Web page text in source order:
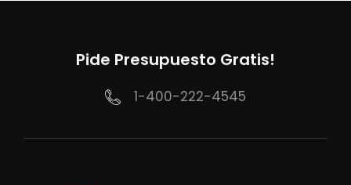
Pide Presupuesto Gratis!
1-400-222-4545